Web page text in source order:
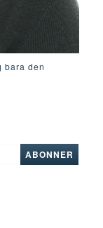
bara den
ABONNER